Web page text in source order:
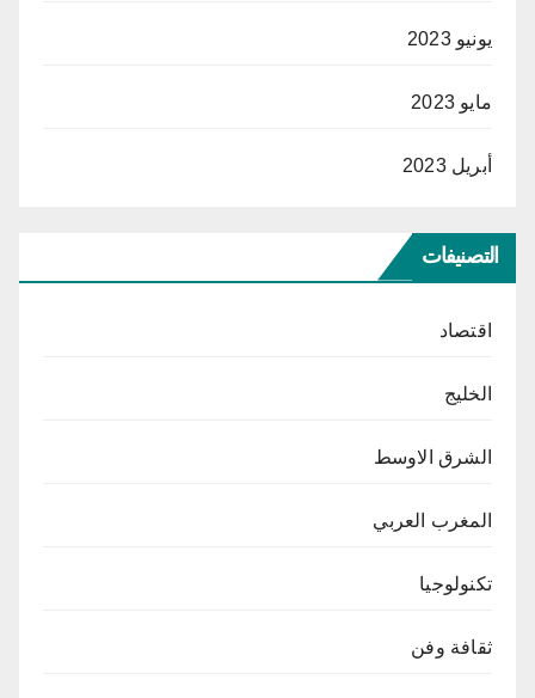
يونيو 2023
مايو 2023
أبريل 2023
التصنيفات
اقتصاد
الخليج
الشرق الاوسط
المغرب العربي
تكنولوجيا
ثقافة وفن